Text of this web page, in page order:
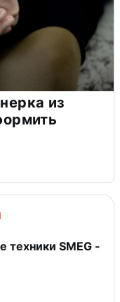
из
техники SMEG -